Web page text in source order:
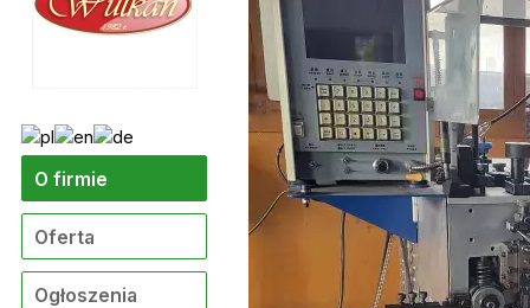
O firmie
Oferta
Ogłoszenia